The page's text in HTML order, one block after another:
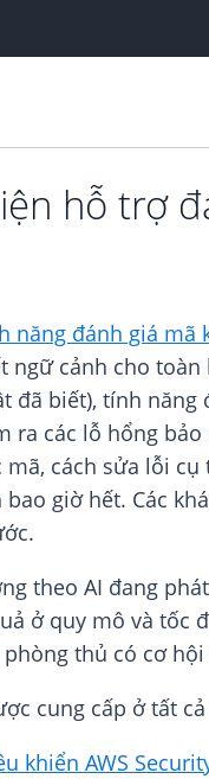
hỗ trợ
năng đánh giá mã
cảnh cho
đã biết), tính
ra các lỗ hổng
cách sửa lỗi
giờ hết. Các
theo AI đang
ở quy mô và tốc
thủ có cơ
cung cấp ở tất cả
khiển AWS